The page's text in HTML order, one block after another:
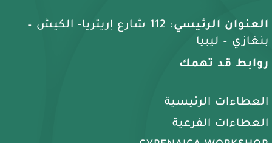
العنوان الرئيسي
: 112 شارع إريتريا- الكيش –
بنغازي – ليبيا
روابط قد تهمك
العطاءات الرئيسية
العطاءات الفرعية